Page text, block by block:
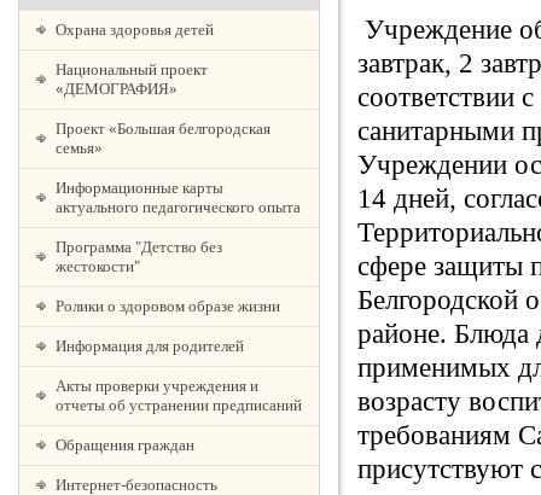
Охрана здоровья детей
Национальный проект
«ДЕМОГРАФИЯ»
Проект «Большая белгородская
семья»
Информационные карты
актуального педагогического опыта
Программа "Детство без
жестокости"
Ролики о здоровом образе жизни
Информация для родителей
Акты проверки учреждения и
отчеты об устранении предписаний
Обращения граждан
Интернет-безопасность
Учреждение
завтрак, 2
соответствии
санитарными
Учреждении
14 дней,
сфере защиты
Белгородской
районе. Блюда
применимых
возрасту
требованиям
присутствуют